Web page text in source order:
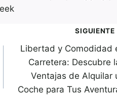
SIGUIENTE
Libertad y Comodidad
Carretera: Descubre
Ventajas de Alquilar
Coche para Tus